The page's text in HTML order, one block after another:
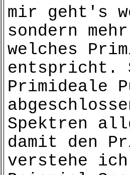
mir geht's
sondern
welches
entspricht.
Primideale
Spektren
damit den
verstehe